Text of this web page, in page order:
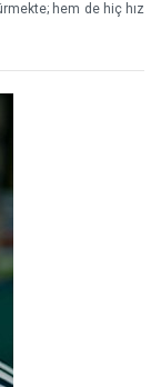
hem de hiç hız